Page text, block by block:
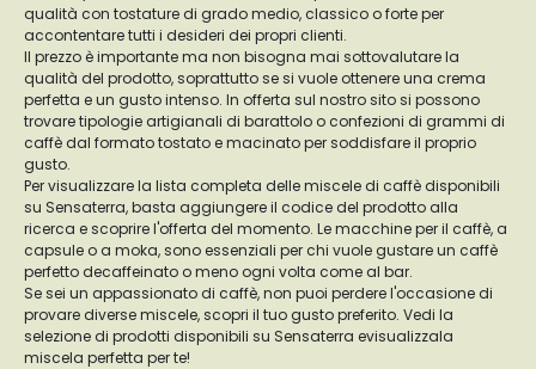
qualità con tostature di grado medio, classico o forte per
accontentare tutti i desideri dei propri clienti.
Il prezzo è importante ma non bisogna mai sottovalutare la
qualità del prodotto, soprattutto se si vuole ottenere una crema
perfetta e un gusto intenso. In offerta sul nostro sito si possono
trovare tipologie artigianali di barattolo o confezioni di grammi di
caffè dal formato tostato e macinato per soddisfare il proprio
gusto.
Per visualizzare la lista completa delle miscele di caffè disponibili
su Sensaterra, basta aggiungere il codice del prodotto alla
ricerca e scoprire l'offerta del momento. Le macchine per il caffè, a
capsule o a moka, sono essenziali per chi vuole gustare un caffè
perfetto decaffeinato o meno ogni volta come al bar.
Se sei un appassionato di caffè, non puoi perdere l'occasione di
provare diverse miscele, scopri il tuo gusto preferito. Vedi la
selezione di prodotti disponibili su Sensaterra evisualizzala
miscela perfetta per te!